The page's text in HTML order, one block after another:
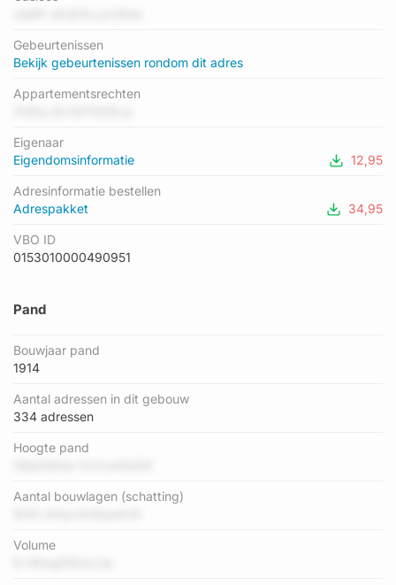
heeft als status: 'verblijfsobject in gebruik'. Het pand waarin dit
adres ligt heeft als status: 'verbouwing pand'.
Gebeurtenissen
Bekijk gebeurtenissen rondom dit adres
Appartementsrechten
Eigenaar
Eigendomsinformatie
12,95
Adresinformatie bestellen
Adrespakket
34,95
VBO ID
0153010000490951
Pand
Bouwjaar pand
1914
Aantal adressen in dit gebouw
334 adressen
Hoogte pand
Aantal bouwlagen (schatting)
Volume